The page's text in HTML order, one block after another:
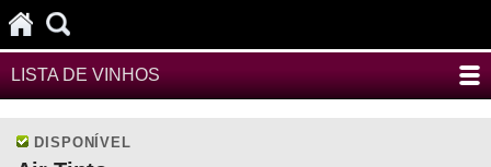
LISTA DE VINHOS
DISPONÍVEL